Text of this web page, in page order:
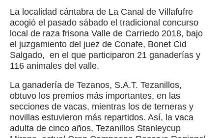
La localidad cántabra de La Canal de Villafufre
acogió el pasado sábado el tradicional concurso
local de raza frisona Valle de Carriedo 2018, bajo
el juzgamiento del juez de Conafe, Bonet Cid
Salgado, en el que participaron 21 ganaderías y
116 animales del valle.
La ganadería de Tezanos, S.A.T. Tezanillos,
obtuvo los premios más importantes, en las
secciones de vacas, mientras los de terneras y
novillas estuvieron más repartidos. Así, la vaca
adulta de cinco años, Tezanillos Stanleycup